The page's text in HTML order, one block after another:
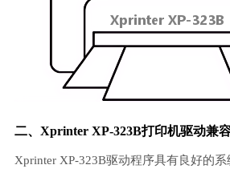
二、Xprinter XP-323B打印机驱动兼
Xprinter XP-323B驱动程序具有良好的